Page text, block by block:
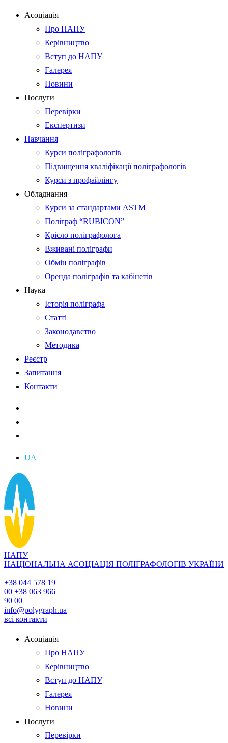
Асоціація
Про НАПУ
Керівництво
Вступ до НАПУ
Галерея
Новини
Послуги
Перевірки
Експертизи
Навчання
Курси поліграфологів
Підвищення кваліфікації поліграфологів
Курси з профайлінгу
Обладнання
Курси за стандартами ASTM
Поліграф “RUBICON”
Крісло поліграфолога
Вживані поліграфи
Обмін поліграфів
Оренда поліграфів та кабінетів
Наука
Історія поліграфа
Статті
Законодавство
Методика
Реєстр
Запитання
Контакти
UA
НАПУ
НАЦІОНАЛЬНА АСОЦІАЦІЯ ПОЛІГРАФОЛОГІВ УКРАЇНИ
+38 044 578 19
00 +38 063 966
90 00
info@polygraph.ua
всі контакти
Асоціація
Про НАПУ
Керівництво
Вступ до НАПУ
Галерея
Новини
Послуги
Перевірки